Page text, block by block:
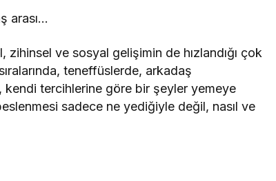
arası…
ve sosyal gelişimin de hızlandığı çok
teneffüslerde, arkadaş
tercihlerine göre bir şeyler yemeye
sadece ne yediğiyle değil, nasıl ve